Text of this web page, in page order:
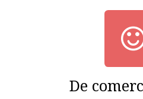
De